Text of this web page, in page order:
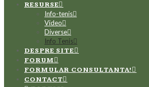
RESURSE
Info-tenis
Video
Diverse
Info Tenis
DESPRE SITE
FORUM
FORMULAR CONSULTANTA!
CONTACT